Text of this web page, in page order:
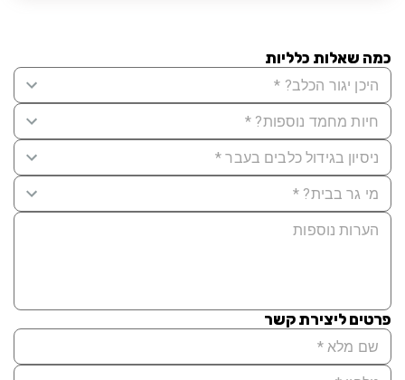
כמה שאלות כלליות
פרטים ליצירת קשר